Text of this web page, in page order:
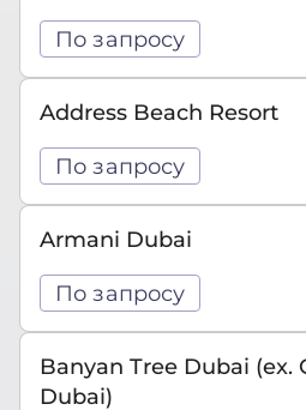
По запросу
Address Beach Resort
По запросу
Armani Dubai
По запросу
Banyan Tree Dubai (ex.
Dubai)